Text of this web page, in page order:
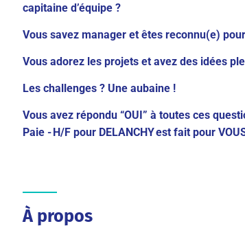
capitaine d’équipe ?
Vous savez manager et êtes reconnu(e)
Vous adorez les projets et avez des idées
Les challenges ? Une aubaine !
Vous avez répondu “OUI” à toutes ces
Paie - H/F pour DELANCHY est fait pour
À propos